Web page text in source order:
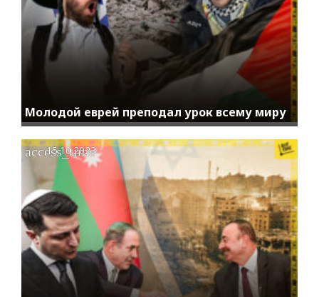
Молодой еврей преподал урок всему миру
access_time
15.10.2023